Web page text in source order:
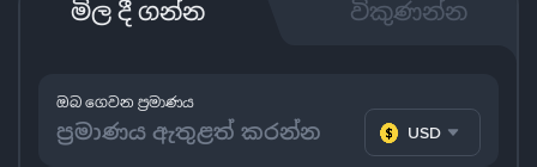
මිල දී ගන්න විකුණන්න
ඔබ ගෙවන ප්‍රමාණය
USD